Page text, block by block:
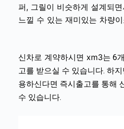
퍼, 그릴이 비슷하게 설계되
느낄 수 있는 재미있는 차량
신차로 계약하시면 xm3는 6
고를 받으실 수 있습니다. 하
용하신다면 즉시출고를 통해
수 있습니다.